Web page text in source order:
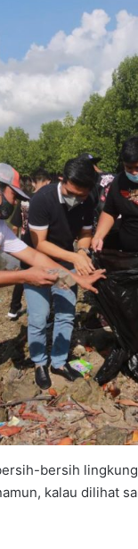
bersih
kalau dilihat